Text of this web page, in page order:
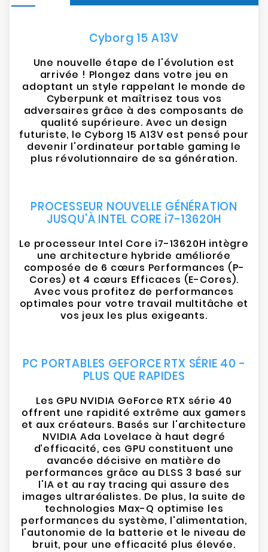
Cyborg 15 A13V
Une nouvelle étape de l'évolution est
arrivée ! Plongez dans votre jeu en
adoptant un style rappelant le monde de
Cyberpunk et maîtrisez tous vos
adversaires grâce à des composants de
qualité supérieure. Avec un design
futuriste, le Cyborg 15 A13V est pensé pour
devenir l'ordinateur portable gaming le
plus révolutionnaire de sa génération.
PROCESSEUR NOUVELLE GÉNÉRATION
JUSQU'À INTEL CORE i7-13620H
Le processeur Intel Core i7-13620H intègre
une architecture hybride améliorée
composée de 6 cœurs Performances (P-
Cores) et 4 cœurs Efficaces (E-Cores).
Avec vous profitez de performances
optimales pour votre travail multitâche et
vos jeux les plus exigeants.
PC PORTABLES GEFORCE RTX SÉRIE 40 -
PLUS QUE RAPIDES
Les GPU NVIDIA GeForce RTX série 40
offrent une rapidité extrême aux gamers
et aux créateurs. Basés sur l'architecture
NVIDIA Ada Lovelace à haut degré
d’efficacité, ces GPU constituent une
avancée décisive en matière de
performances grâce au DLSS 3 basé sur
l'IA et au ray tracing qui assure des
images ultraréalistes. De plus, la suite de
technologies Max-Q optimise les
performances du système, l'alimentation,
l'autonomie de la batterie et le niveau de
bruit, pour une efficacité plus élevée.